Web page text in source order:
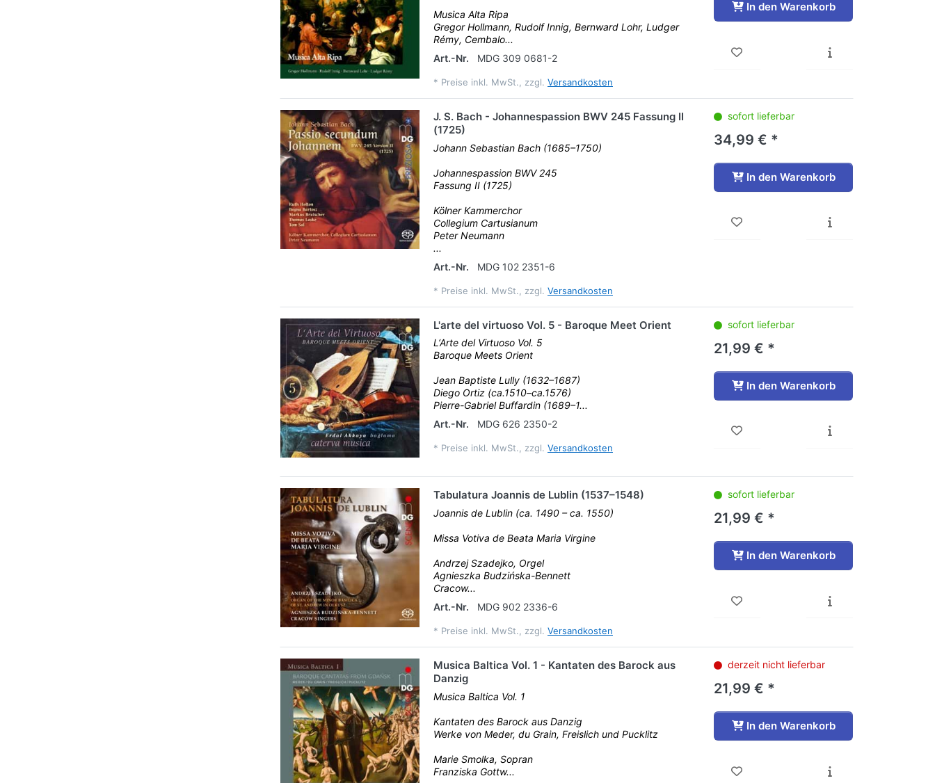
Musica Alta Ripa
Gregor Hollmann, Rudolf Innig, Bernward Lohr, Ludger
Rémy, Cembalo...
Art.-Nr.
MDG 309 0681-2
* Preise inkl. MwSt., zzgl. Versandkosten
In den Warenkorb
J. S. Bach - Johannespassion BWV 245 Fassung II
(1725)
Johann Sebastian Bach (1685–1750)
Johannespassion BWV 245
Fassung II (1725)
Kölner Kammerchor
Collegium Cartusianum
Peter Neumann
...
Art.-Nr.
MDG 102 2351-6
* Preise inkl. MwSt., zzgl. Versandkosten
sofort lieferbar
34,99 € *
In den Warenkorb
L'arte del virtuoso Vol. 5 - Baroque Meet Orient
L‘Arte del Virtuoso Vol. 5
Baroque Meets Orient
Jean Baptiste Lully (1632–1687)
Diego Ortiz (ca.1510–ca.1576)
Pierre-Gabriel Buffardin (1689–1...
Art.-Nr.
MDG 626 2350-2
* Preise inkl. MwSt., zzgl. Versandkosten
sofort lieferbar
21,99 € *
In den Warenkorb
Tabulatura Joannis de Lublin (1537–1548)
Joannis de Lublin (ca. 1490 – ca. 1550)
Missa Votiva de Beata Maria Virgine
Andrzej Szadejko, Orgel
Agnieszka Budzińska-Bennett
Cracow...
Art.-Nr.
MDG 902 2336-6
* Preise inkl. MwSt., zzgl. Versandkosten
sofort lieferbar
21,99 € *
In den Warenkorb
Musica Baltica Vol. 1 - Kantaten des Barock aus
Danzig
Musica Baltica Vol. 1
Kantaten des Barock aus Danzig
Werke von Meder, du Grain, Freislich und Pucklitz
Marie Smolka, Sopran
Franziska Gottw...
derzeit nicht lieferbar
21,99 € *
In den Warenkorb